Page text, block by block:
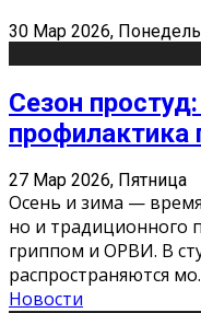
30 Мар 2026,
Сезон
профилактика
27 Мар 2026, Пятница
Осень и зима —
но и традиционного
гриппом и ОРВИ. В
распространяются мо
Новости